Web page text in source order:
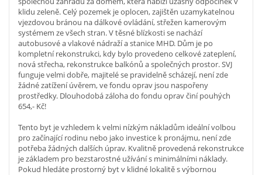
klidu zeleně. Celý pozemek je oplocen, zajištěn uzamykatelnou
vjezdovou bránou na dálkové ovládání, střežen kamerovým
systémem ze všech stran. V těsné blízkosti se nachází
autobusové a vlakové nádraží a stanice MHD. Dům je po
kompletní rekonstrukci, kdy bylo provedeno celkové zateplení,
nová střecha, rekonstrukce balkónů a společných prostor. SVJ
funguje velmi dobře, majitelé se pravidelně scházejí, není zde
žádné zatížení úvěrem, ve fondu oprav jsou naspořeny
prostředky. Dlouhodobá záloha do fondu oprav činí pouhých
654,- Kč!
Tento byt je vzhledem k velmi nízkým nákladům ideální volbou
pro začínající rodinu nebo jako investice k pronájmu, není zde
potřeba žádných dalších úprav. Kvalitně provedená rekonstrukce
je základem pro bezstarostné užívání s minimálními náklady.
Pokud hledáte prostorný byt v klidné lokalitě s výbornou